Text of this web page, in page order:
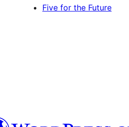
Five for the Future